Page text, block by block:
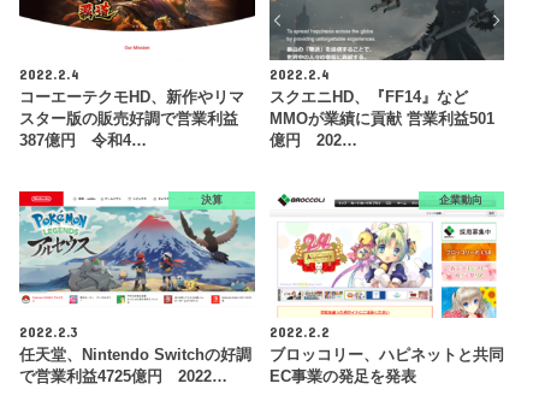
2022.2.4
コーエーテクモHD、新作やリマ
スター版の販売好調で営業利益
387億円 令和4…
2022.2.4
スクエニHD、『FF14』など
MMOが業績に貢献 営業利益501
億円 202…
決算
2022.2.3
任天堂、Nintendo Switchの好調
で営業利益4725億円 2022…
企業動向
2022.2.2
ブロッコリー、ハピネットと共同
EC事業の発足を発表